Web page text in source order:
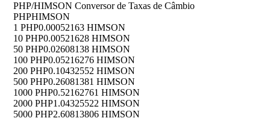
PHP/HIMSON Conversor de Taxas de Câmbio
PHPHIMSON
1 PHP0.00052163 HIMSON
10 PHP0.00521628 HIMSON
50 PHP0.02608138 HIMSON
100 PHP0.05216276 HIMSON
200 PHP0.10432552 HIMSON
500 PHP0.26081381 HIMSON
1000 PHP0.52162761 HIMSON
2000 PHP1.04325522 HIMSON
5000 PHP2.60813806 HIMSON